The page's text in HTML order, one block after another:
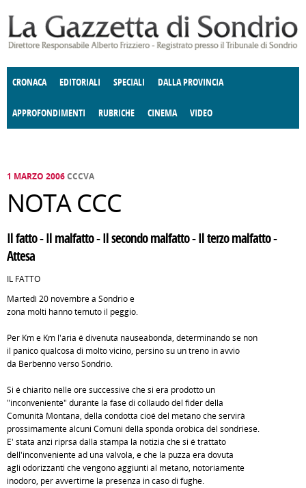
CRONACA EDITORIALI SPECIALI DALLA PROVINCIA
APPROFONDIMENTI
E SPETTACOLI POLITICA
RUBRICHE
DELLE IDEE FATTI DELLO SPIRITO
CINEMA VIDEO
1 MARZO 2006CCCVA
NOTA CCC
Il fatto - Il malfatto - Il secondo malfatto - Il terzo malfatto -
Attesa
IL FATTO
Martedì 20 novembre a Sondrio e
zona molti hanno temuto il peggio.
Per Km e Km l'aria é divenuta nauseabonda, determinando se non
il panico qualcosa di molto vicino, persino su un treno in avvio
da Berbenno verso Sondrio.
Si é chiarito nelle ore successive che si era prodotto un
"inconveniente" durante la fase di collaudo del fider della
Comunità Montana, della condotta cioé del metano che servirà
prossimamente alcuni Comuni della sponda orobica del sondriese.
E' stata anzi riprsa dalla stampa la notizia che si é trattato
dell'inconveniente ad una valvola, e che la puzza era dovuta
agli odorizzanti che vengono aggiunti al metano, notoriamente
inodoro, per avvertirne la presenza in caso di fughe.